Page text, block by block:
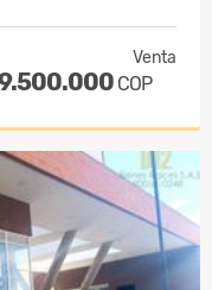
Venta
COP